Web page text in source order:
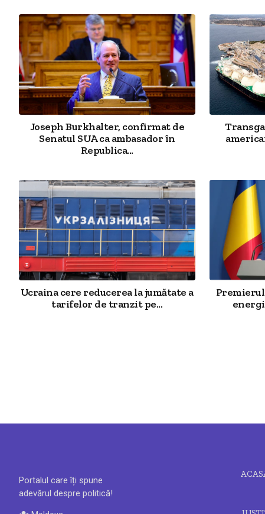
Joseph Burkhalter, confirmat de
Senatul SUA ca ambasador în
Republica...
Ucraina cere reducerea la jumătate a
tarifelor de tranzit pe...
Portalul care îți spune
adevărul despre politică!